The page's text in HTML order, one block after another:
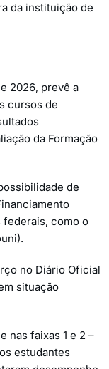
da instituição de
2026, prevê a
cursos de
da Formação
de
federais, como o
no Diário Oficial
situação
nas faixas 1 e 2 –
estudantes